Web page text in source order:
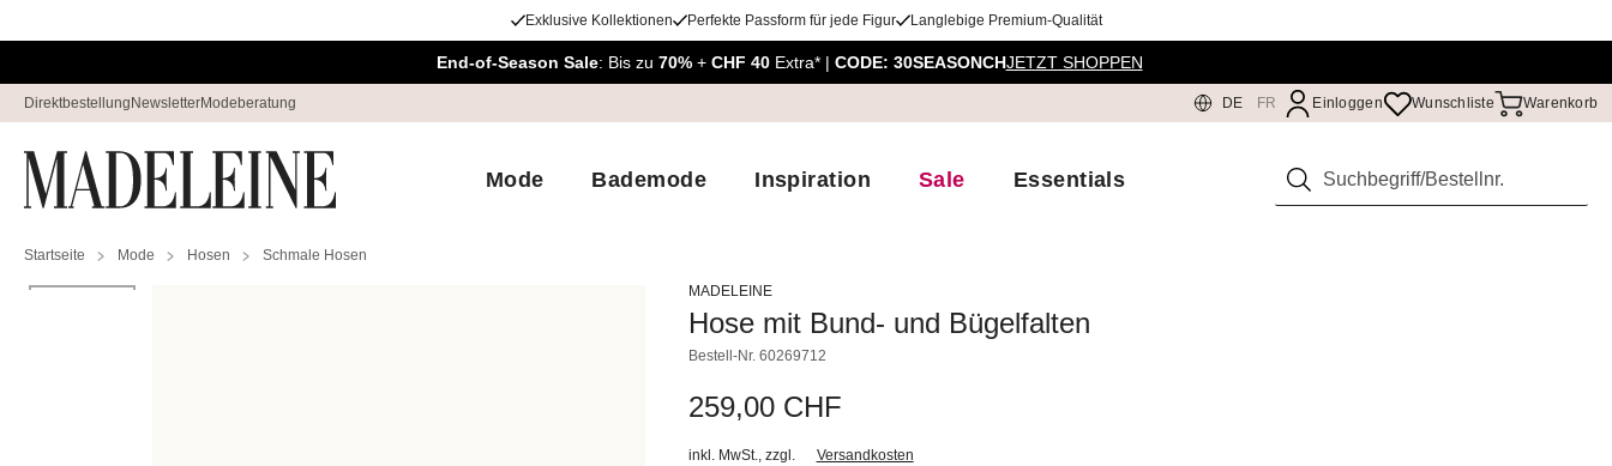
Exklusive Kollektionen Perfekte Passform für jede Figur Langlebige Premium-Qualität
End-of-Season Sale: Bis zu 70%+ CHF 40 Extra* | CODE: 30SEASONCHJETZT SHOPPEN
Direktbestellung NewsletterModeberatung DE FR Einloggen Wunschliste Warenkorb
Mode Bademode Inspiration Sale Essentials Suchen
Startseite Mode Hosen Schmale Hosen
MADELEINE
Hose mit Bund- und Bügelfalten
Bestell-Nr. 60269712
259,00 CHF
inkl. MwSt., zzgl. Versandkosten